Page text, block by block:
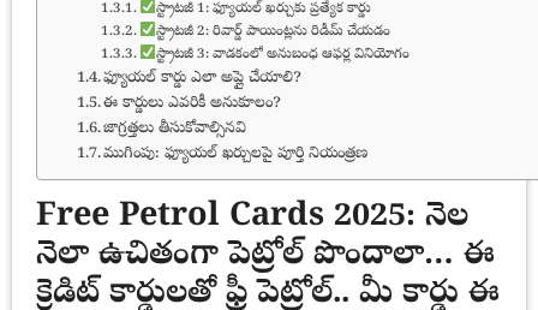
స్ట్రాటజీ 1: ఫ్యూయల్ ఖర్చుకు ప్రత్యేక కార్డు
స్ట్రాటజీ 2: రివార్డ్ పాయింట్లను రిడీమ్ చేయడం
స్ట్రాటజీ 3: వాడకంలో అనుబంధ ఆఫర్ల వినియోగం
ఫ్యూయల్ కార్డు ఎలా అప్లై చేయాలి?
ఈ కార్డులు ఎవరికీ అనుకూలం?
జాగ్రత్తలు తీసుకోవాల్సినవి
ముగింపు: ఫ్యూయల్ ఖర్చులపై పూర్తి నియంత్రణ
Free Petrol Cards 2025: నెల
నెలా ఉచితంగా పెట్రోల్ పొందాలా… ఈ
క్రెడిట్ కార్డులతో ఫ్రీ పెట్రోల్.. మీ కార్డు ఈ